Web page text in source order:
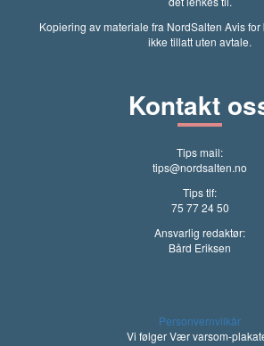
Kopiering av materiale fra NordSalten Avis
ikke tillatt uten avtale.
Kontakt
Tips mail:
tips@nordsalten.no
Tips tlf:
75 77 24 50
Ansvarlig redaktør:
Bård Eriksen
Personvernvilkår
Vi følger Vær varsom-